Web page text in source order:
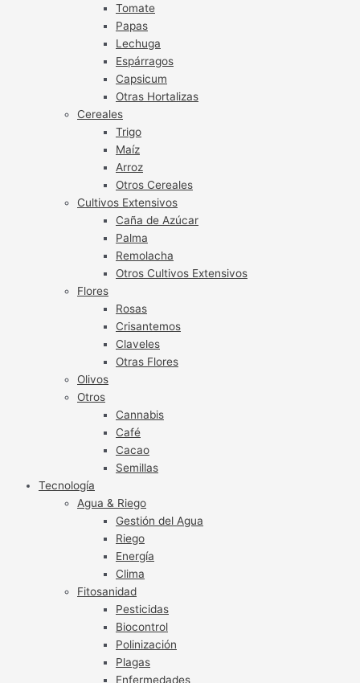
Tomate
Papas
Lechuga
Espárragos
Capsicum
Otras Hortalizas
Cereales
Trigo
Maíz
Arroz
Otros Cereales
Cultivos Extensivos
Caña de Azúcar
Palma
Remolacha
Otros Cultivos Extensivos
Flores
Rosas
Crisantemos
Claveles
Otras Flores
Olivos
Otros
Cannabis
Café
Cacao
Semillas
Tecnología
Agua & Riego
Gestión del Agua
Riego
Energía
Clima
Fitosanidad
Pesticidas
Biocontrol
Polinización
Plagas
Enfermedades